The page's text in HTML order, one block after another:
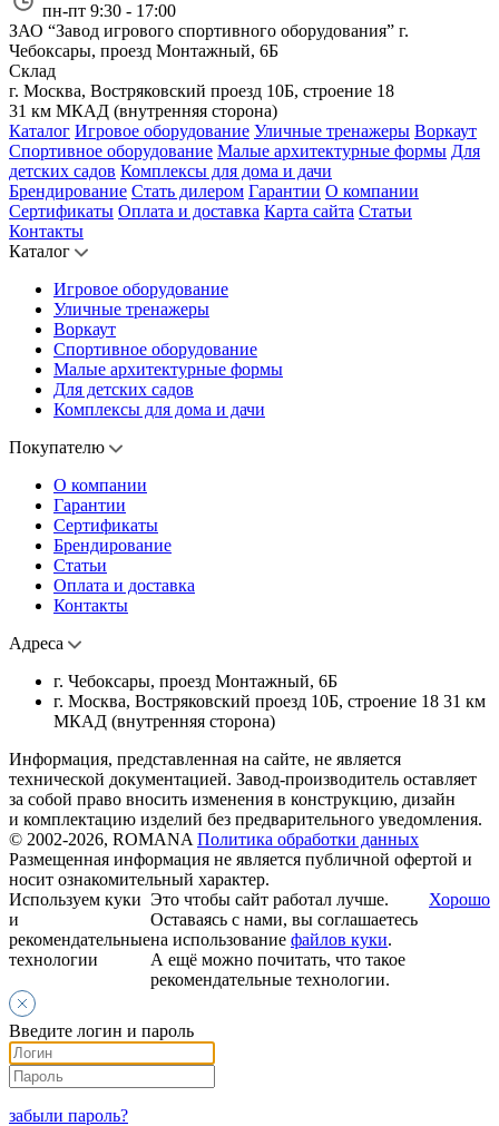
пн-пт 9:30 - 17:00
ЗАО “Завод игрового спортивного оборудования” г.
Чебоксары, проезд Монтажный, 6Б
Склад
г. Москва, Востряковский проезд 10Б, строение 18
31 км МКАД (внутренняя сторона)
Каталог Игровое оборудование Уличные тренажеры Воркаут
Спортивное оборудование Малые архитектурные формы Для
детских садов Комплексы для дома и дачи
Брендирование Стать дилером Гарантии О компании
Сертификаты Оплата и доставка Карта сайта Статьи
Контакты
Каталог
Игровое оборудование
Уличные тренажеры
Воркаут
Спортивное оборудование
Малые архитектурные формы
Для детских садов
Комплексы для дома и дачи
Покупателю
О компании
Гарантии
Сертификаты
Брендирование
Статьи
Оплата и доставка
Контакты
Адреса
г. Чебоксары, проезд Монтажный, 6Б
г. Москва, Востряковский проезд 10Б, строение 18 31 км
МКАД (внутренняя сторона)
Информация, представленная на сайте, не является
технической документацией. Завод-производитель оставляет
за собой право вносить изменения в конструкцию, дизайн
и комплектацию изделий без предварительного уведомления.
© 2002-2026, ROMANA Политика обработки данных
Размещенная информация не является публичной офертой и
носит ознакомительный характер.
Используем куки
и
рекомендательные
технологии
Это чтобы сайт работал лучше.
Оставаясь с нами, вы соглашаетесь
на использование файлов куки.
А ещё можно почитать, что такое
рекомендательные технологии.
Хорошо
Введите логин и пароль
забыли пароль?